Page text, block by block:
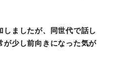
しましたが、同世代で話し
が少し前向きになった気が